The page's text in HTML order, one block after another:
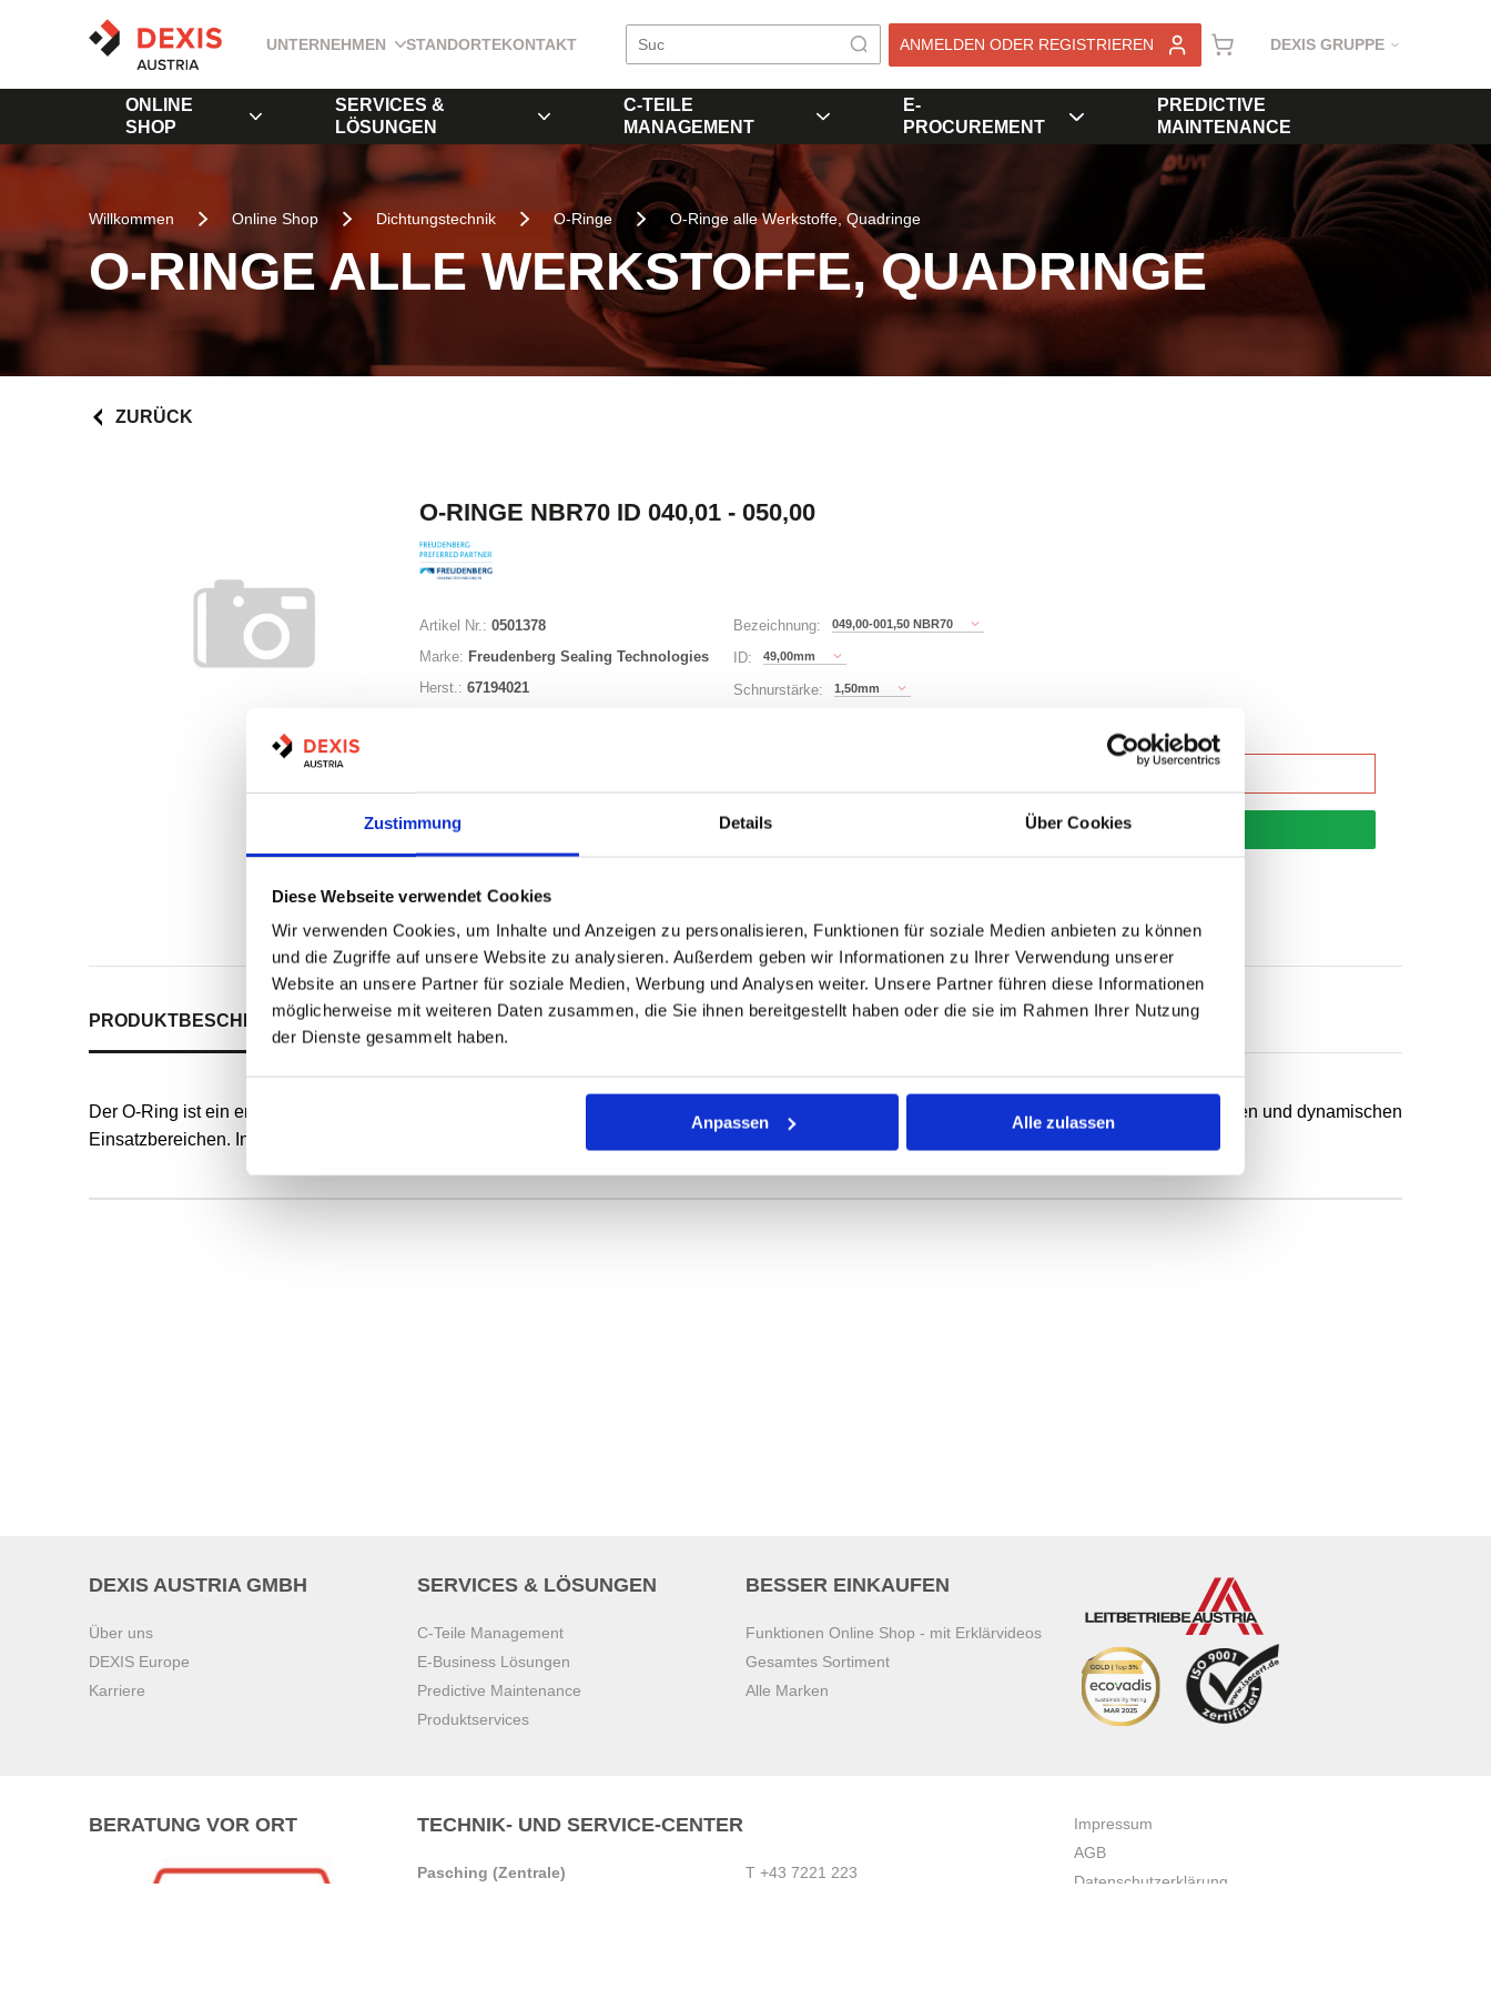
Zustimmung Details Über Cookies
Diese Webseite verwendet Cookies
Wir verwenden Cookies, um Inhalte und Anzeigen zu personalisieren, Funktionen für soziale Medien anbieten zu können
und die Zugriffe auf unsere Website zu analysieren. Außerdem geben wir Informationen zu Ihrer Verwendung unserer
Website an unsere Partner für soziale Medien, Werbung und Analysen weiter. Unsere Partner führen diese Informationen
möglicherweise mit weiteren Daten zusammen, die Sie ihnen bereitgestellt haben oder die sie im Rahmen Ihrer Nutzung
der Dienste gesammelt haben.
Anpassen Alle zulassen
UNTERNEHMEN STANDORTEKONTAKT ANMELDEN ODER REGISTRIEREN DEXIS GRUPPE
ONLINE
SHOP
SERVICES &
LÖSUNGEN
C-TEILE
MANAGEMENT
E-
PROCUREMENT
PREDICTIVE
MAINTENANCE
Willkommen Online Shop Dichtungstechnik O-Ringe O-Ringe alle Werkstoffe, Quadringe
O-RINGE ALLE WERKSTOFFE, QUADRINGE
ZURÜCK
O-RINGE NBR70 ID 040,01 - 050,00
Artikel Nr.: 0501378
Marke: Freudenberg Sealing Technologies
Herst.: 67194021
Bezeichnung: 049,00-001,50 NBR70
ID: 49,00mm
Schnurstärke: 1,50mm
Nicht auf Lager
Print
PRODUKTBESCHREIBUNGALLE SPEZIFIKATIONENVARIANTEN
Der O-Ring ist ein endlos formvulkanisierter, runder Dichtring mit kreisförmigem Querschnitt für die unterschiedlichsten Anwendungsfälle in statischen und dynamischen
Einsatzbereichen. Innendurchmesser und Schnurstärke definieren die Abmessungen.
DEXIS AUSTRIA GMBH
Über uns
DEXIS Europe
Karriere
SERVICES & LÖSUNGEN
C-Teile Management
E-Business Lösungen
Predictive Maintenance
Produktservices
BESSER EINKAUFEN
Funktionen Online Shop - mit Erklärvideos
Gesamtes Sortiment
Alle Marken
BERATUNG VOR ORT TECHNIK- UND SERVICE-CENTER
Pasching (Zentrale)
T +43 7221 223
Impressum
AGB
Datenschutzerklärung